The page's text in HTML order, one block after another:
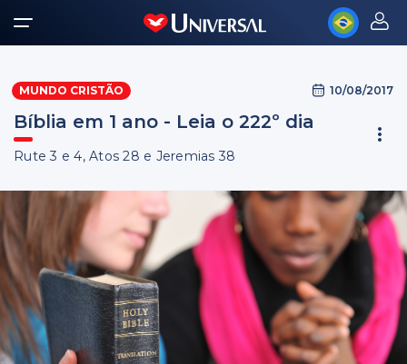
MUNDO CRISTÃO 10/08/2017
Bíblia em 1 ano - Leia o 222º dia
Rute 3 e 4, Atos 28 e Jeremias 38